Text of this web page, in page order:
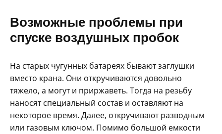
Возможные проблемы при
спуске воздушных пробок
На старых чугунных батареях бывают заглушки
вместо крана. Они откручиваются довольно
тяжело, а могут и приржаветь. Тогда на резьбу
наносят специальный состав и оставляют на
некоторое время. Далее, откручивают разводным
или газовым ключом. Помимо большой емкости